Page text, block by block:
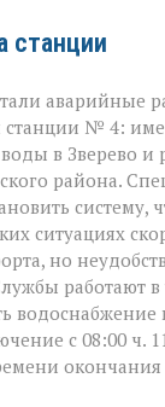
станции
аварийные
станции № 4:
в Зверево
района.
систему,
ситуациях
но
работают
водоснабжение
с 08:00 ч.
окончания